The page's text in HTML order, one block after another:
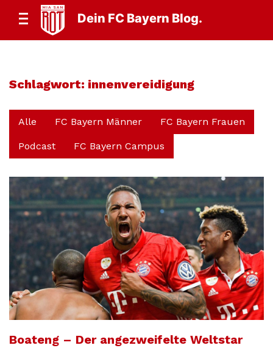
Dein FC Bayern Blog.
Schlagwort: innenvereidigung
Alle FC Bayern Männer FC Bayern Frauen
Podcast FC Bayern Campus
Boateng – Der angezweifelte Weltstar